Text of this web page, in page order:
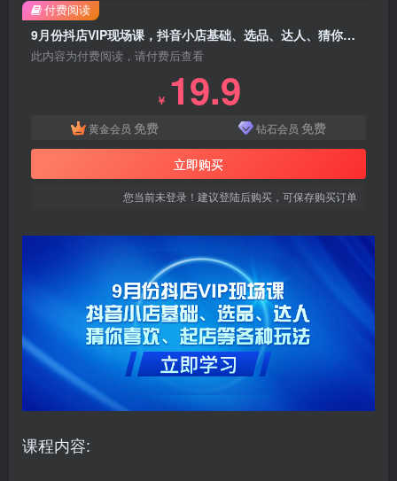
9月份抖店VIP现场课，抖音小店基础、选品、达人、猜你喜欢、起店等各种玩法
此内容为付费阅读，请付费后查看
￥ 19.9
黄金会员 免费 钻石会员 免费
立即购买
您当前未登录！建议登陆后购买，可保存购买订单
付费阅读
课程内容: